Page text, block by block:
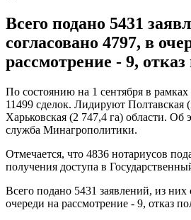
Всего подано 5431
согласовано 4797, в
рассмотрение - 9,
По состоянию на 1 сентября в
11499 сделок. Лидируют Полтавская
Харьковская (2 747,4 га) области. Об
служба Минагрополитики.
Отмечается, что 4836 нотариусов
получения доступа в
Всего подано 5431 заявлений, из них
очереди на рассмотрение - 9, отказ